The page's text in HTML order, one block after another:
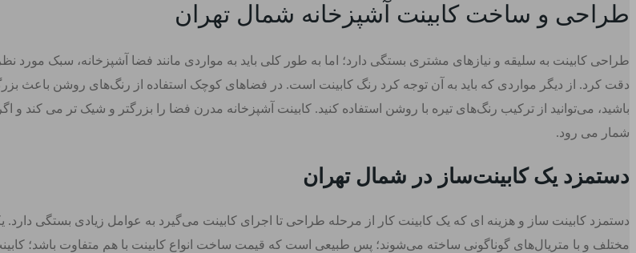
طراحی و ساخت کابینت آشپزخانه شمال تهران
طراحی کابینت به سلیقه و نیازهای مشتری بستگی دارد؛ اما به طور کلی باید به مواردی مانند فضا آشپزخانه، سبک
دقت کرد. از دیگر مواردی که باید به آن توجه کرد رنگ کابینت است. در فضاهای کوچک استفاده از رنگ‌های روشن باعث
باشید، می‌توانید از ترکیب رنگ‌های تیره با روشن استفاده کنید. کابینت آشپزخانه مدرن فضا را بزرگتر و شیک تر می کند و
شمار می رود.
دستمزد یک کابینت‌ساز در شمال تهران
دستمزد کابینت‌ ساز و هزینه‌ ای که یک کابینت‌ کار از مرحله طراحی تا اجرای کابینت می‌گیرد به عوامل زیادی بستگی
مختلف و با متریال‌های گوناگونی ساخته می‌شوند؛ پس طبیعی است که قیمت ساخت انواع کابینت با هم متفاوت باشد؛